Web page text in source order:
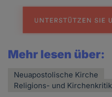
Mehr lesen über:
Neuapostolische Kirche
Religions- und Kirchenkritik